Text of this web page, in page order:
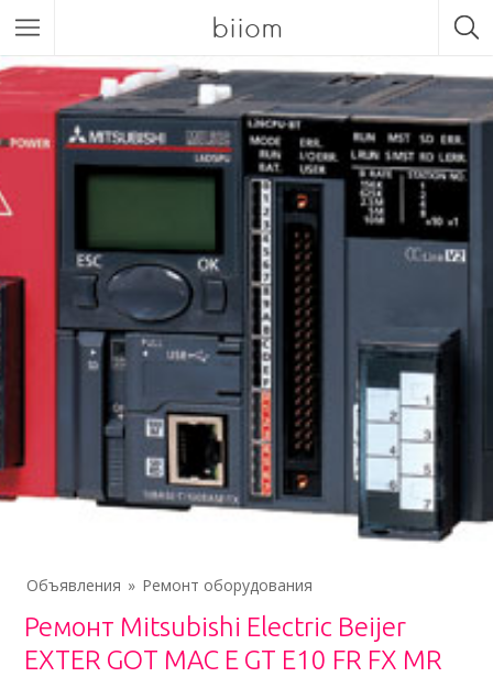
biiom
Объявления Ремонт оборудования
Ремонт Mitsubishi Electric Beijer
EXTER GOT MAC E GT Е10 FR FX MR